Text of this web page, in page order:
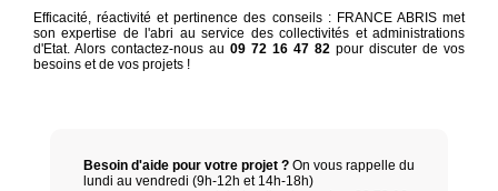
Efficacité, réactivité et pertinence des conseils : FRANCE ABRIS met
son expertise de l'abri au service des collectivités et administrations
d'Etat. Alors contactez-nous au 09 72 16 47 82 pour discuter de vos
besoins et de vos projets !
Besoin d'aide pour votre projet ? On vous rappelle du
lundi au vendredi (9h-12h et 14h-18h)